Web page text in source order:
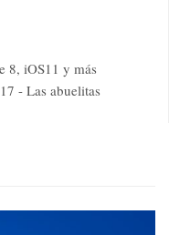
8, iOS11 y más
- Las abuelitas